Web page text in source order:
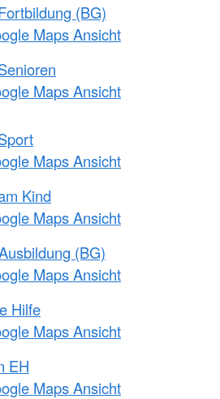
(BG)
Maps Ansicht
Maps Ansicht
Maps Ansicht
Kind
Maps Ansicht
(BG)
Maps Ansicht
Hilfe
Maps Ansicht
EH
Maps Ansicht